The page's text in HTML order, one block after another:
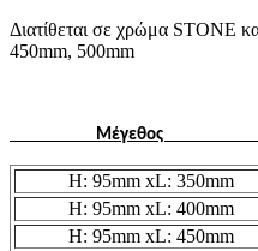
Διατίθεται σε χρώμα STONE
450mm, 500mm
Μέγεθος
H: 95mm xL: 350mm
H: 95mm xL: 400mm
H: 95mm xL: 450mm